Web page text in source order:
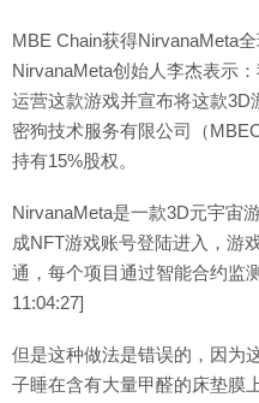
MBE Chain获得NirvanaMeta
NirvanaMeta创始人李杰表示
运营这款游戏并宣布将这款3D
密狗技术服务有限公司（
持有15%股权。
NirvanaMeta是一款3D元宇宙
成NFT游戏账号登陆进入，游
通，每个项目通过智能合约监
11:04:27]
但是这种做法是错误的，因为
子睡在含有大量甲醛的床垫膜